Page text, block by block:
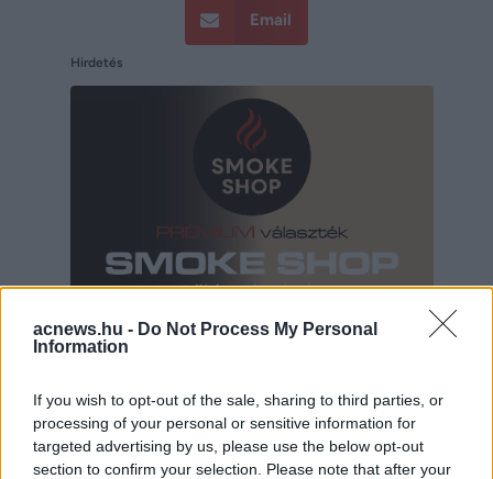
acnews.hu - Do Not Process My Personal
Information
If you wish to opt-out of the sale, sharing to third parties, or
processing of your personal or sensitive information for
targeted advertising by us, please use the below opt-out
section to confirm your selection. Please note that after your
Email
Hirdetés